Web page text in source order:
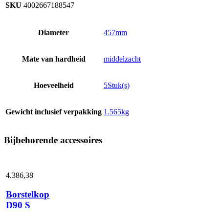
SKU 4002667188547
Diameter 457mm
Mate van hardheid middelzacht
Hoeveelheid 5Stuk(s)
Gewicht inclusief verpakking 1.565kg
Bijbehorende accessoires
4.386,38
Borstelkop
D90 S